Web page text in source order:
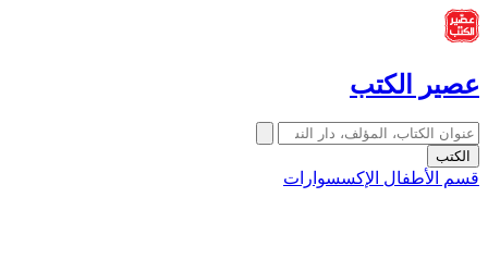
عصير الكتب
الكتب
قسم الأطفال الإكسسوارات